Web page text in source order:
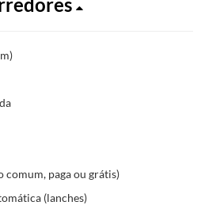
comum, paga ou grátis)
(lanches)